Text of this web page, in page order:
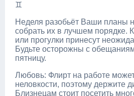
♊
Неделя разобьёт Ваши планы
собрать их в лучшем порядке.
или прогулки принесут
Будьте осторожны с
пятницу.
Любовь: Флирт на работе
неловкости, поэтому держите
Близнецам стоит посетить